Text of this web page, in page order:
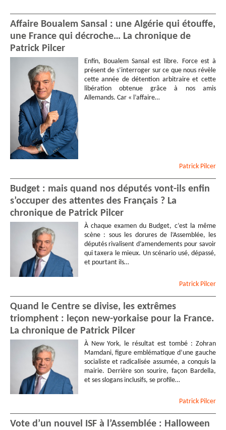
Affaire Boualem Sansal : une Algérie qui étouffe,
une France qui décroche… La chronique de
Patrick Pilcer
Enfin, Boualem Sansal est libre. Force est à
présent de s’interroger sur ce que nous révèle
cette année de détention arbitraire et cette
libération obtenue grâce à nos amis
Allemands. Car « l’affaire…
Patrick Pilcer
Budget : mais quand nos députés vont-ils enfin
s’occuper des attentes des Français ? La
chronique de Patrick Pilcer
À chaque examen du Budget, c’est la même
scène : sous les dorures de l’Assemblée, les
députés rivalisent d’amendements pour savoir
qui taxera le mieux. Un scénario usé, dépassé,
et pourtant ils…
Patrick Pilcer
Quand le Centre se divise, les extrêmes
triomphent : leçon new-yorkaise pour la France.
La chronique de Patrick Pilcer
À New York, le résultat est tombé : Zohran
Mamdani, figure emblématique d’une gauche
socialiste et radicalisée assumée, a conquis la
mairie. Derrière son sourire, façon Bardella,
et ses slogans inclusifs, se profile…
Patrick Pilcer
Vote d’un nouvel ISF à l’Assemblée : Halloween